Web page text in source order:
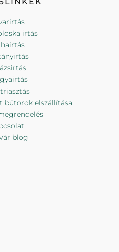
irtás
bútorok elszállítása
blog